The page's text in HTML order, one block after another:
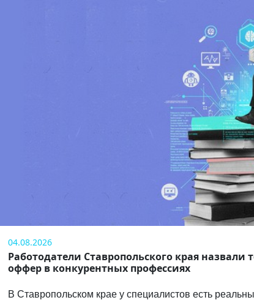
04.08.2026
Работодатели Ставропольского края
оффер в конкурентных профессиях
В Ставропольском крае у специалистов есть